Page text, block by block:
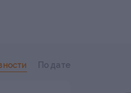
По дате